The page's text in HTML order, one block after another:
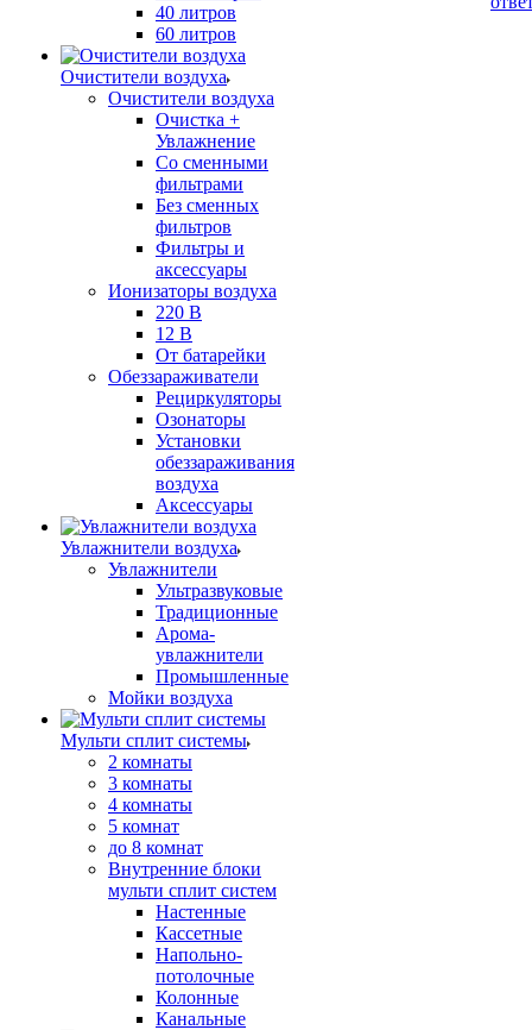
40 литров
60 литров
Очистители воздуха
Очистители воздуха
Очистка +
Увлажнение
Cо сменными
фильтрами
Без сменных
фильтров
Фильтры и
аксессуары
Ионизаторы воздуха
220 В
12 В
От батарейки
Обеззараживатели
Рециркуляторы
Озонаторы
Установки
обеззараживания
воздуха
Аксессуары
Увлажнители воздуха
Увлажнители
Ультразвуковые
Традиционные
Арома-
увлажнители
Промышленные
Мойки воздуха
Мульти сплит системы
2 комнаты
3 комнаты
4 комнаты
5 комнат
до 8 комнат
Внутренние блоки
мульти сплит систем
Настенные
Кассетные
Напольно-
потолочные
Колонные
Канальные